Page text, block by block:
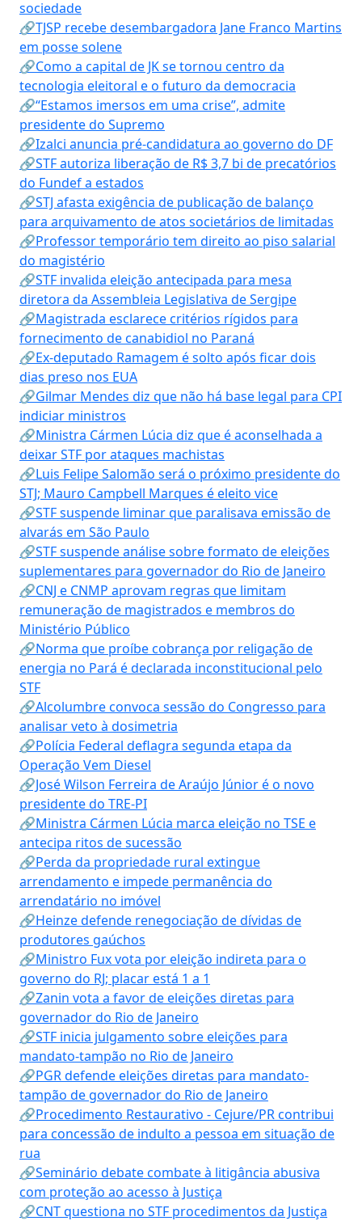
sociedade
🔗TJSP recebe desembargadora Jane Franco Martins
em posse solene
🔗Como a capital de JK se tornou centro da
tecnologia eleitoral e o futuro da democracia
🔗“Estamos imersos em uma crise”, admite
presidente do Supremo
🔗Izalci anuncia pré-candidatura ao governo do DF
🔗STF autoriza liberação de R$ 3,7 bi de precatórios
do Fundef a estados
🔗STJ afasta exigência de publicação de balanço
para arquivamento de atos societários de limitadas
🔗Professor temporário tem direito ao piso salarial
do magistério
🔗STF invalida eleição antecipada para mesa
diretora da Assembleia Legislativa de Sergipe
🔗Magistrada esclarece critérios rígidos para
fornecimento de canabidiol no Paraná
🔗Ex-deputado Ramagem é solto após ficar dois
dias preso nos EUA
🔗Gilmar Mendes diz que não há base legal para CPI
indiciar ministros
🔗Ministra Cármen Lúcia diz que é aconselhada a
deixar STF por ataques machistas
🔗Luis Felipe Salomão será o próximo presidente do
STJ; Mauro Campbell Marques é eleito vice
🔗STF suspende liminar que paralisava emissão de
alvarás em São Paulo
🔗STF suspende análise sobre formato de eleições
suplementares para governador do Rio de Janeiro
🔗CNJ e CNMP aprovam regras que limitam
remuneração de magistrados e membros do
Ministério Público
🔗Norma que proíbe cobrança por religação de
energia no Pará é declarada inconstitucional pelo
STF
🔗Alcolumbre convoca sessão do Congresso para
analisar veto à dosimetria
🔗Polícia Federal deflagra segunda etapa da
Operação Vem Diesel
🔗José Wilson Ferreira de Araújo Júnior é o novo
presidente do TRE-PI
🔗Ministra Cármen Lúcia marca eleição no TSE e
antecipa ritos de sucessão
🔗Perda da propriedade rural extingue
arrendamento e impede permanência do
arrendatário no imóvel
🔗Heinze defende renegociação de dívidas de
produtores gaúchos
🔗Ministro Fux vota por eleição indireta para o
governo do RJ; placar está 1 a 1
🔗Zanin vota a favor de eleições diretas para
governador do Rio de Janeiro
🔗STF inicia julgamento sobre eleições para
mandato-tampão no Rio de Janeiro
🔗PGR defende eleições diretas para mandato-
tampão de governador do Rio de Janeiro
🔗Procedimento Restaurativo - Cejure/PR contribui
para concessão de indulto a pessoa em situação de
rua
🔗Seminário debate combate à litigância abusiva
com proteção ao acesso à Justiça
🔗CNT questiona no STF procedimentos da Justiça